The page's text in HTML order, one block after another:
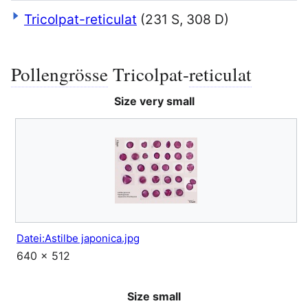
Tricolpat-reticulat (231 S, 308 D)
PollengrösseTricolpat-reticulat
Size very small
Datei:Astilbe japonica.jpg
640 × 512
Size small